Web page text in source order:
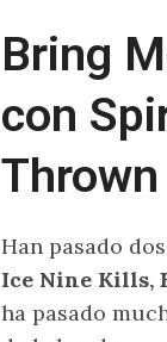
Bring
con
Thrown
Han pasado
Ice Nine Kills,
ha pasado